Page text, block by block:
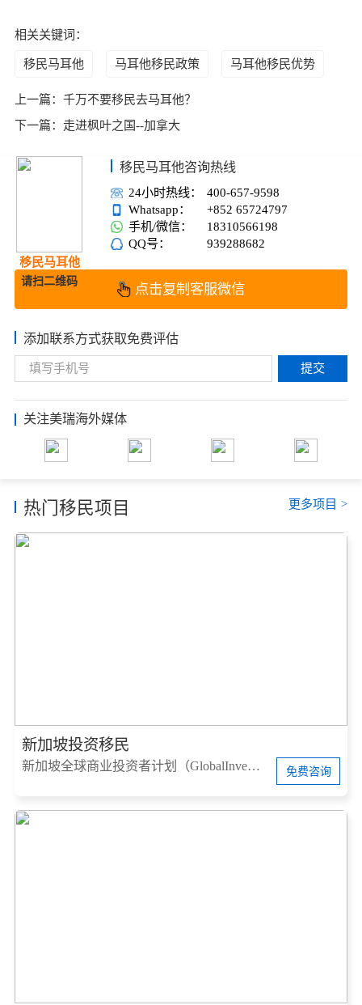
相关关键词：
移民马耳他 马耳他移民政策 马耳他移民优势
上一篇： 千万不要移民去马耳他？
下一篇： 走进枫叶之国--加拿大
移民马耳他
请扫二维码
移民马耳他咨询热线
24小时热线：
400-657-9598
Whatsapp：
+852 65724797
手机/微信：
18310566198
QQ号：
939288682
点击复制客服微信
添加联系方式获取免费评估
提交
关注美瑞海外媒体
热门移民项目 更多项目 >
新加坡投资移民
新加坡全球商业投资者计划（GlobalInvestorProgram，简称GIP） 免费咨询